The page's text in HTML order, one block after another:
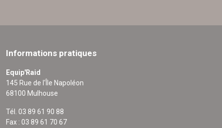
Informations pratiques
Equip'Raid
145 Rue de l'Île Napoléon
68100 Mulhouse
Tél. 03 89 61 90 88
Fax : 03 89 61 70 67